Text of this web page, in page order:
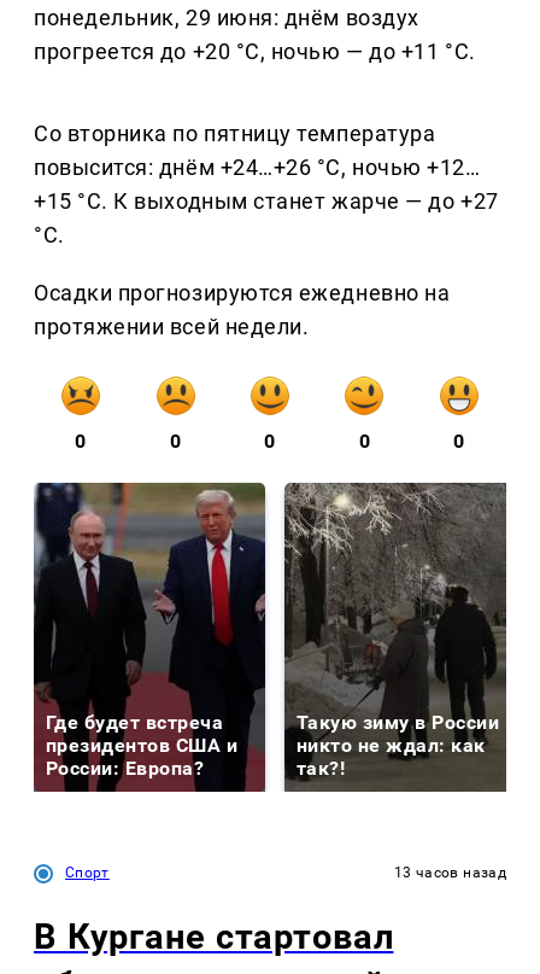
понедельник, 29 июня: днём воздух
прогреется до +20 °C, ночью — до +11 °C.
Со вторника по пятницу температура
повысится: днём +24…+26 °C, ночью +12…
+15 °C. К выходным станет жарче — до +27
°C.
Осадки прогнозируются ежедневно на
протяжении всей недели.
0 0 0 0 0
Где будет встреча
президентов США и
России: Европа?
Такую зиму в России
никто не ждал: как
так?!
Спорт 13 часов назад
В Кургане стартовал